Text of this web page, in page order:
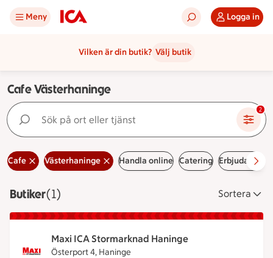
Meny Logga in
Vilken är din butik? Välj butik
Cafe Västerhaninge
Sök på ort eller tjänst 2
Cafe Västerhaninge Handla online Catering Erbjudanden
ButikerVisar 1 stycken
(1) Sortera
Maxi ICA Stormarknad Haninge
Österport 4, Haninge